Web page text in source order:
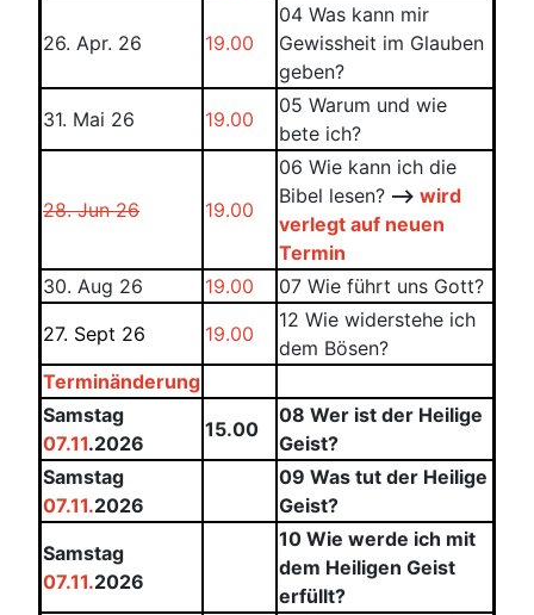
26. Apr. 26 19.00
04 Was kann mir
Gewissheit im Glauben
geben?
31. Mai 26
19.00
05 Warum und wie
bete ich?
28. Jun 26 19.00
06 Wie kann ich die
Bibel lesen? --> wird
verlegt auf neuen
Termin
30. Aug 26
19.00
07 Wie führt uns Gott?
27. Sept 26
19.00
12 Wie widerstehe ich
dem Bösen?
Terminänderung
Samstag
07.11.2026
15.00
08 Wer ist der Heilige
Geist?
Samstag
07.11.2026
09 Was tut der Heilige
Geist?
Samstag
07.11.2026
10 Wie werde ich mit
dem Heiligen Geist
erfüllt?